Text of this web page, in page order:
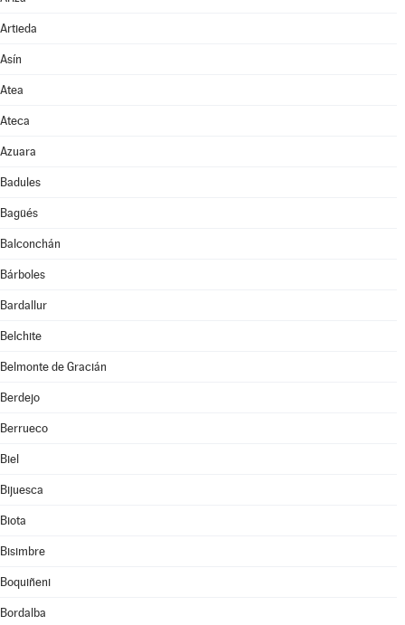
Artieda
Asín
Atea
Ateca
Azuara
Badules
Bagüés
Balconchán
Bárboles
Bardallur
Belchite
Belmonte de Gracián
Berdejo
Berrueco
Biel
Bijuesca
Biota
Bisimbre
Boquiñeni
Bordalba